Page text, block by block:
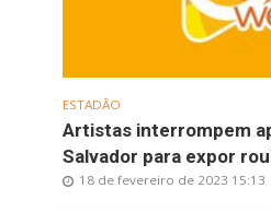
ESTADÃO
Artistas interrompem
Salvador para expor
18 de fevereiro de 2023 15:13